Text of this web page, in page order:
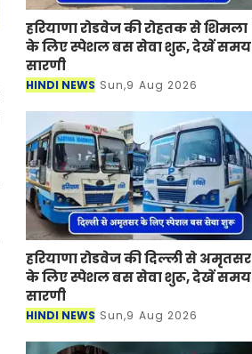
हरियाणा रोडवेज की रोहतक से शिमला
के लिए स्पेशल बस सेवा शुरू, देखें समय
सारणी
HINDI NEWS Sun,9 Aug 2026
हरियाणा रोडवेज की दिल्ली से अमृतसर
के लिए स्पेशल बस सेवा शुरू, देखें समय
सारणी
HINDI NEWS Sun,9 Aug 2026